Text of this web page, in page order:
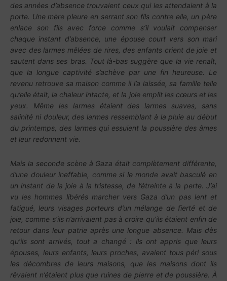
des années d’absence trouvaient ceux qui les attendaient à la
porte. Une mère pleure en serrant son fils contre elle, un père
enlace son fils avec force comme s’il voulait compenser
chaque instant d’absence, une épouse court vers son mari
avec des larmes mêlées de rires, des enfants crient de joie et
sautent dans ses bras. Tout là-bas suggère que la vie renaît,
que la longue captivité s’achève par une fin heureuse. Le
revenu retrouve sa maison comme il l’a laissée, sa famille telle
qu’elle était, la chaleur intacte, et la joie emplit les cœurs et les
yeux. Même les larmes étaient des larmes suaves, sans
salinité ni douleur, des larmes ressemblant à la pluie au début
du printemps, des larmes qui essuient la poussière des âmes
et leur redonnent vie.
Mais la seconde scène à Gaza était complètement différente,
d’une douleur ineffable, comme si le monde avait basculé en
un instant de la joie à la tristesse, de l’étreinte à la perte. J’ai
vu les hommes libérés marcher vers Gaza d’un pas lent et
fatigué, leurs visages porteurs d’un mélange de fierté et de
joie, comme s’ils n’arrivaient pas à croire qu’ils étaient enfin de
retour dans leur patrie après une longue absence. Mais dès
qu’ils sont arrivés, tout a changé : ils ont appris que leurs
épouses, leurs enfants, leurs proches, avaient tous péri sous
les décombres de leurs maisons, que les maisons dont ils
rêvaient n’étaient plus que ruines de pierre et de poussière. À